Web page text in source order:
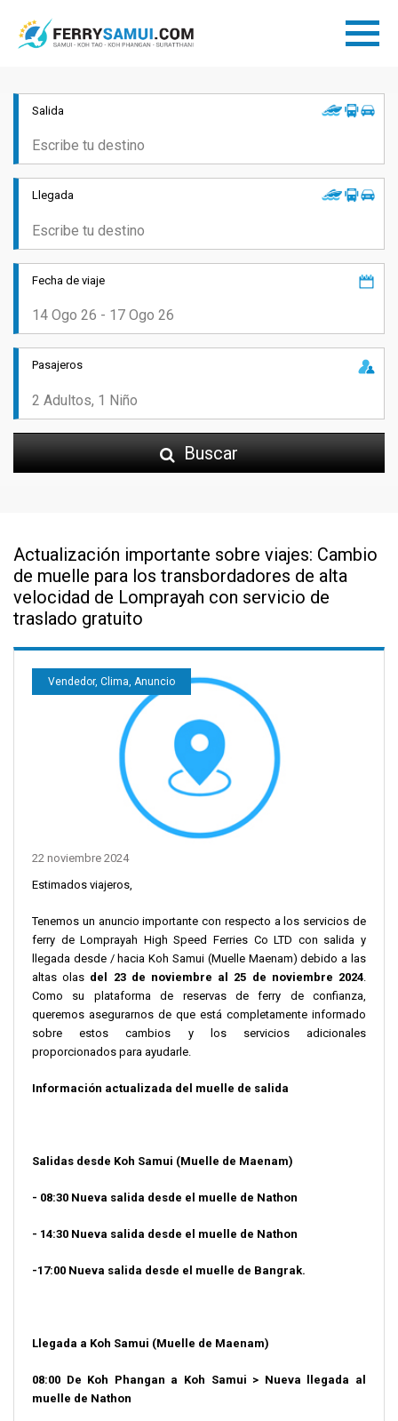
Salida
Llegada
Fecha de viaje
Pasajeros
Buscar
Actualización importante sobre viajes: Cambio
de muelle para los transbordadores de alta
velocidad de Lomprayah con servicio de
traslado gratuito
22 noviembre 2024
Vendedor, Clima, Anuncio
Estimados viajeros,
Tenemos un anuncio importante con respecto a los servicios de
ferry de Lomprayah High Speed Ferries Co LTD con salida y
llegada desde / hacia Koh Samui (Muelle Maenam) debido a las
altas olas del 23 de noviembre al 25 de noviembre 2024
Como su plataforma de reservas de ferry de confianza,
queremos asegurarnos de que está completamente informado
sobre estos cambios y los servicios adicionales
proporcionados para ayudarle.
Información actualizada del muelle de salida
Salidas desde Koh Samui (Muelle de Maenam)
- 08:30 Nueva salida desde el muelle de Nathon
- 14:30 Nueva salida desde el muelle de Nathon
-17:00 Nueva salida desde el muelle de Bangrak.
Llegada a Koh Samui (Muelle de Maenam)
08:00 De Koh Phangan a Koh Samui > Nueva llegada al
muelle de Nathon